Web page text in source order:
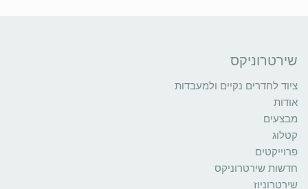
שירטרוניקס
ציוד לחדרים נקיים ולמעבדות
אודות
מבצעים
קטלוג
פרוייקטים
חדשות שירטרוניקס
שירטרוניוז